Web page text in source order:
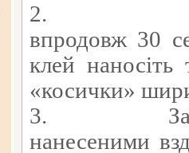
2.
впродовж 30
клей
«косички»
3.
нанесеними